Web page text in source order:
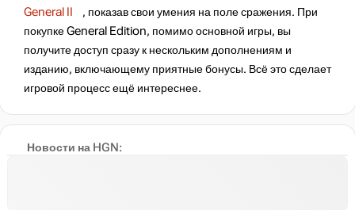
Новости на HGN:
General II
, показав свои умения на поле сражения. При
покупке General Edition, помимо основной игры, вы
получите доступ сразу к нескольким дополнениям и
изданию, включающему приятные бонусы. Всё это сделает
игровой процесс ещё интереснее.